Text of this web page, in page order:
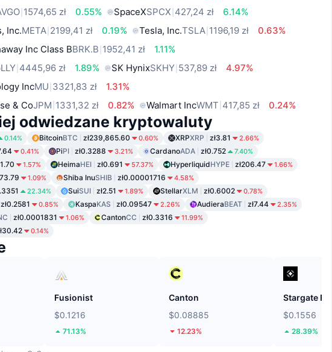
1574,65 zł 0.55% SpaceXSPCX 427,24 zł
6.14%
Inc.META 2199,41 zł 0.19% Tesla, Inc.TSLA 1196,19 zł
0.63%
Inc Class BBRK.B 1952,41 zł
1.11%
LLY 4445,96 zł 1.89% SK HynixSKHY 537,89 zł
4.97%
IncMU 3321,83 zł
1.31%
& CoJPM 1331,32 zł 0.82% Walmart IncWMT 417,85 zł 0.24%
odwiedzane kryptowaluty
0.14% BitcoinBTC zł239,865.60 0.60% XRPXRP zł3.81 2.66%
0.41% PiPI zł0.3288 3.21% CardanoADA zł0.752 7.40%
1.57% HeimaHEI zł0.691 57.37% HyperliquidHYPE zł206.47 1.66%
1.09% Shiba InuSHIB zł0.00001716 4.58%
22.34% SuiSUI zł2.51 1.89% StellarXLM zł0.6002 0.78%
zł0.2581 0.85% KaspaKAS zł0.09547 2.26% AudieraBEAT zł7.44 2.35%
zł0.0001831 1.06% CantonCC zł0.3316 11.99%
0.14%
Fusionist
$0.1216
71.13%
Canton
$0.08885
12.23%
Stargate
$0.1556
28.39%